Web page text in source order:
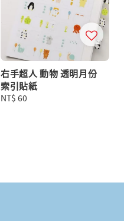
右手超人 動物 透明月份
索引貼紙
Regular
NT$ 60